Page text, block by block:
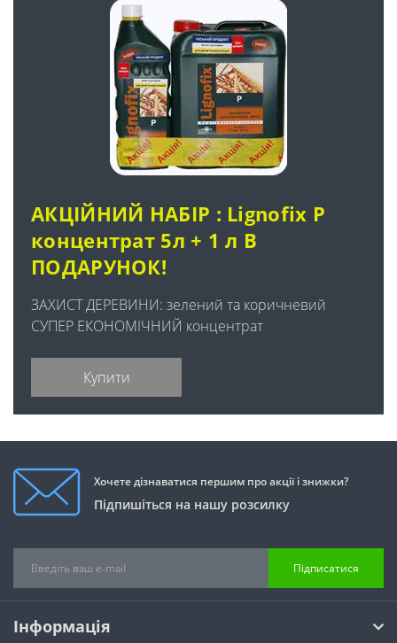
АКЦІЙНИЙ НАБІР : Lignofix P
концентрат 5л + 1 л В
ПОДАРУНОК!
ЗАХИСТ ДЕРЕВИНИ: зелений та коричневий
СУПЕР ЕКОНОМІЧНИЙ концентрат
Купити
Хочете дізнаватися першим про акції і знижки?
Підпишіться на нашу розсилку
Підписатися
Інформація